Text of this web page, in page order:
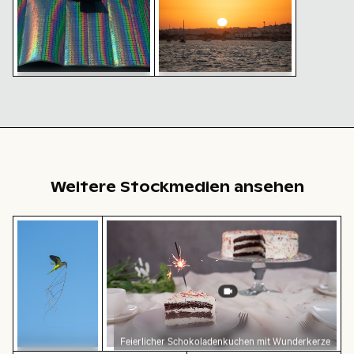
Ponte 25 de Abril
Weitere Stockmedien ansehen
Mönchsittich im Flug mit Ästen vor blauem Himmel
Feierlicher Schokoladenkuchen mit
Feierlicher Schokoladenkuchen mit Wunderkerze